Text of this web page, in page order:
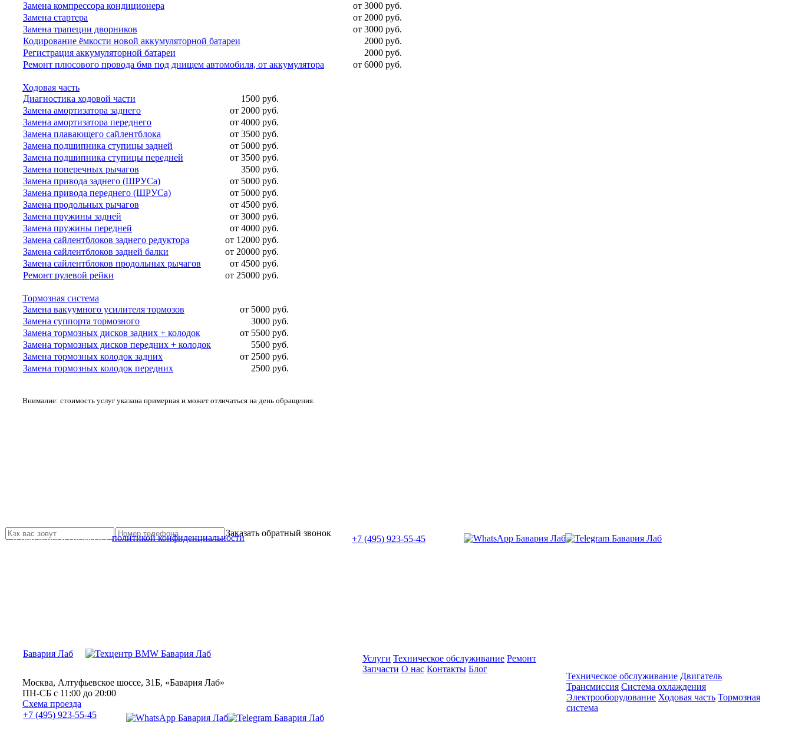
Замена компрессора кондиционера
от 3000 руб.
Замена стартера
от 2000 руб.
Замена трапеции дворников
от 3000 руб.
Кодирование ёмкости новой аккумуляторной батареи
2000 руб.
Регистрация аккумуляторной батареи
2000 руб.
Ремонт плюсового провода бмв под днищем автомобиля, от аккумулятора
от 6000 руб.
Ходовая часть
Диагностика ходовой части
1500 руб.
Замена амортизатора заднего
от 2000 руб.
Замена амортизатора переднего
от 4000 руб.
Замена плавающего сайлентблока
от 3500 руб.
Замена подшипника ступицы задней
от 5000 руб.
Замена подшипника ступицы передней
от 3500 руб.
Замена поперечных рычагов
3500 руб.
Замена привода заднего (ШРУСа)
от 5000 руб.
Замена привода переднего (ШРУСа)
от 5000 руб.
Замена продольных рычагов
от 4500 руб.
Замена пружины задней
от 3000 руб.
Замена пружины передней
от 4000 руб.
Замена сайлентблоков заднего редуктора
от 12000 руб.
Замена сайлентблоков задней балки
от 20000 руб.
Замена сайлентблоков продольных рычагов
от 4500 руб.
Ремонт рулевой рейки
от 25000 руб.
Тормозная система
Замена вакуумного усилителя тормозов
от 5000 руб.
Замена суппорта тормозного
3000 руб.
Замена тормозных дисков задних + колодок
от 5500 руб.
Замена тормозных дисков передних + колодок
5500 руб.
Замена тормозных колодок задних
от 2500 руб.
Замена тормозных колодок передних
2500 руб.
Внимание: стоимость услуг указана примерная и может отличаться на день обращения.
Заказать обратный звонок
Я прочитал и согласен сполитикой конфиденциальности
+7 (495) 923-55-45
Бавария Лаб
Москва, Алтуфьевское шоссе, 31Б, «Бавария Лаб»
ПН-СБ с 11:00 до 20:00
Схема проезда
+7 (495) 923-55-45
Услуги Техническое обслуживание Ремонт
Запчасти О нас Контакты Блог
Техническое обслуживание Двигатель
Трансмиссия Система охлаждения
Электрооборудование Ходовая часть Тормозная
система